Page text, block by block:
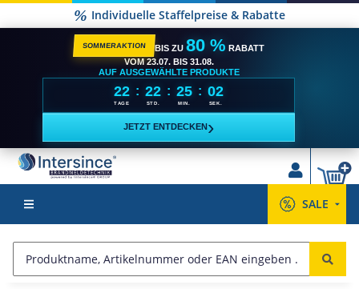
Individuelle Staffelpreise & Rabatte
SOMMERAKTION BIS ZU 80 % RABATT
VOM 23.07. BIS 31.08.
AUF AUSGEWÄHLTE PRODUKTE
22
TAGE
: 22
STD.
: 25
MIN.
: 01
SEK.
JETZT ENTDECKEN ›
SALE